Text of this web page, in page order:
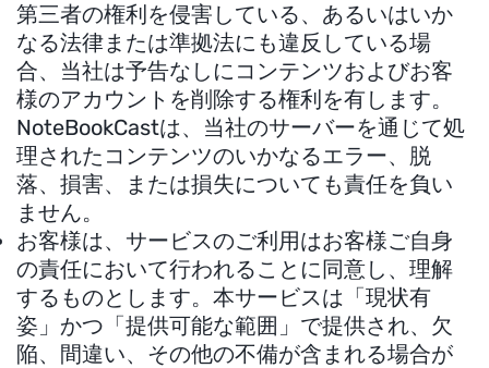
第三者の権利を侵害している、あるいはいか
なる法律または準拠法にも違反している場
合、当社は予告なしにコンテンツおよびお客
様のアカウントを削除する権利を有します。
NoteBookCastは、当社のサーバーを通じて処
理されたコンテンツのいかなるエラー、脱
落、損害、または損失についても責任を負い
ません。
お客様は、サービスのご利用はお客様ご自身
の責任において行われることに同意し、理解
するものとします。本サービスは「現状有
姿」かつ「提供可能な範囲」で提供され、欠
陥、間違い、その他の不備が含まれる場合が